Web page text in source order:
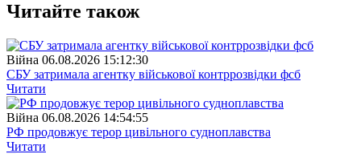
Читайте також
Війна 06.08.2026 15:12:30
СБУ затримала агентку військової контррозвідки фсб
Читати
Війна 06.08.2026 14:54:55
РФ продовжує терор цивільного судноплавства
Читати